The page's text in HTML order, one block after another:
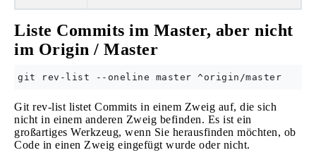
Liste Commits im Master, aber nicht
im Origin / Master
Git rev-list listet Commits in einem Zweig auf, die sich
nicht in einem anderen Zweig befinden. Es ist ein
großartiges Werkzeug, wenn Sie herausfinden möchten, ob
Code in einen Zweig eingefügt wurde oder nicht.